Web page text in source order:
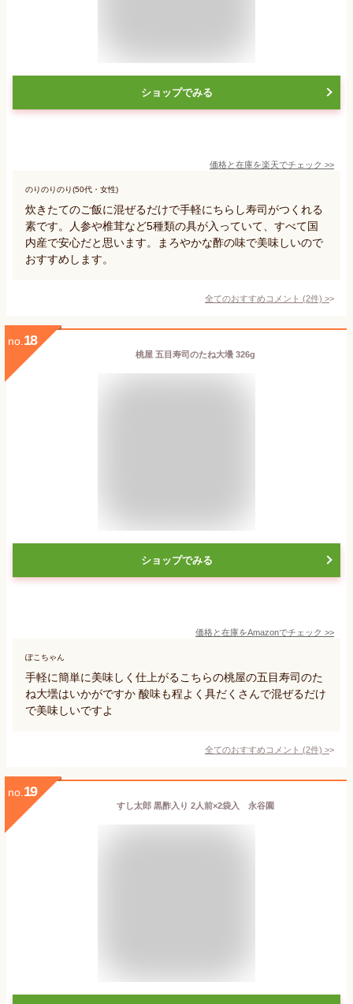
ショップでみる
価格と在庫を楽天でチェック >>
のりのりのり(50代・女性)
炊きたてのご飯に混ぜるだけで手軽にちらし寿司がつくれる
素です。人参や椎茸など5種類の具が入っていて、すべて国
内産で安心だと思います。まろやかな酢の味で美味しいので
おすすめします。
全てのおすすめコメント (2件) >
no. 18
桃屋 五目寿司のたね大壜 326g
ショップでみる
価格と在庫をAmazonでチェック >>
ぽこちゃん
手軽に簡単に美味しく仕上がるこちらの桃屋の五目寿司のた
ね大壜はいかがですか 酸味も程よく具だくさんで混ぜるだけ
で美味しいですよ
全てのおすすめコメント (2件) >
no. 19
すし太郎 黒酢入り 2人前×2袋入 永谷園